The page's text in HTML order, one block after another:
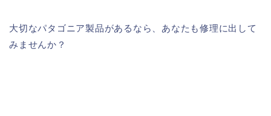
大切なパタゴニア製品があるなら、あなたも修理に出して
みませんか？